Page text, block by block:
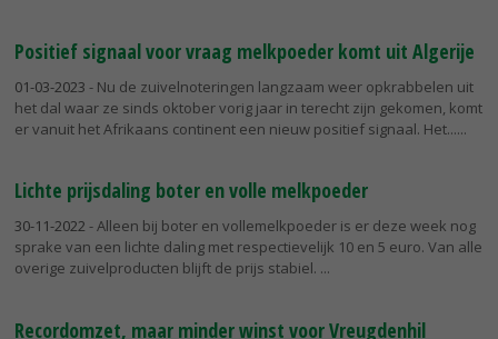
Positief signaal voor vraag melkpoeder komt uit Algerije
01-03-2023 - Nu de zuivelnoteringen langzaam weer opkrabbelen uit
het dal waar ze sinds oktober vorig jaar in terecht zijn gekomen, komt
er vanuit het Afrikaans continent een nieuw positief signaal. Het...
Lichte prijsdaling boter en volle melkpoeder
30-11-2022 - Alleen bij boter en vollemelkpoeder is er deze week nog
sprake van een lichte daling met respectievelijk 10 en 5 euro. Van alle
overige zuivelproducten blijft de prijs stabiel.
Recordomzet, maar minder winst voor Vreugdenhil